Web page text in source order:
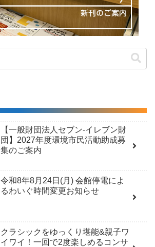
【一般財団法人セブン-イレブン財
団】2027年度環境市民活動助成募
集のご案内
令和8年8月24日(月) 会館停電によ
るわいぐ時間変更お知らせ
クラシックをゆっくり堪能&親子ワ
イワイ！一回で2度楽しめるコンサ